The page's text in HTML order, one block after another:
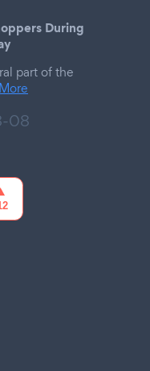
During
part of the
08